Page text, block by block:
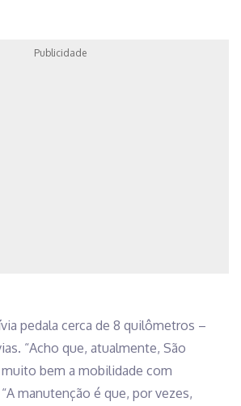
Publicidade
pedala cerca de 8 quilômetros –
“Acho que, atualmente, São
bem a mobilidade com
manutenção é que, por vezes,